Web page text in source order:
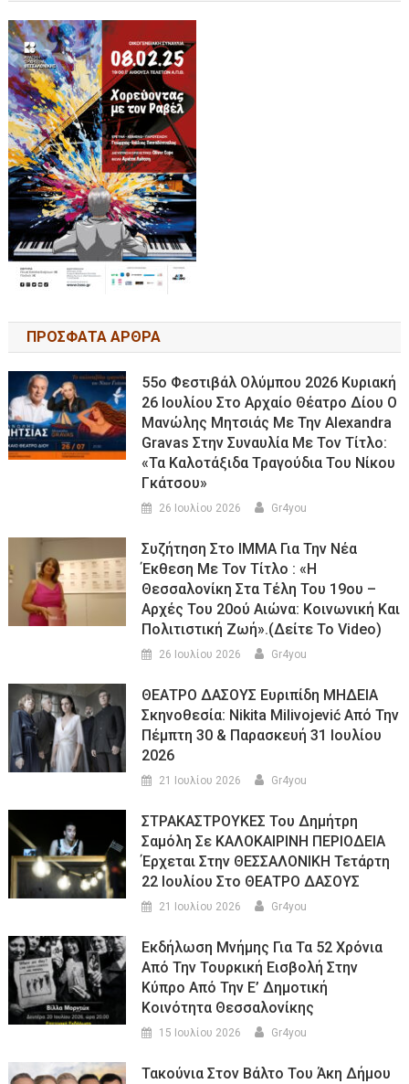
ΠΡΟΣΦΑΤΑ ΑΡΘΡΑ
55ο Φεστιβάλ Ολύμπου 2026 Κυριακή
26 Ιουλίου Στο Αρχαίο Θέατρο Δίου Ο
Μανώλης Μητσιάς Με Την Alexandra
Gravas Στην Συναυλία Με Τον Τίτλο:
«τα Καλοτάξιδα Τραγούδια Του Νίκου
Γκάτσου»
26 Ιουλίου 2026 Gr4you
Συζήτηση Στο ΙΜΜΑ Για Την Νέα
Έκθεση Με Τον Τίτλο : «Η
Θεσσαλονίκη Στα Τέλη Του 19ου –
Αρχές Του 20ού Αιώνα: Κοινωνική Και
Πολιτιστική Ζωή».(Δείτε Το Video)
26 Ιουλίου 2026 Gr4you
ΘΕΑΤΡΟ ΔΑΣΟΥΣ Ευριπίδη ΜΗΔΕΙΑ
Σκηνοθεσία: Nikita Milivojević Από Την
Πέμπτη 30 & Παρασκευή 31 Ιουλίου
2026
21 Ιουλίου 2026 Gr4you
ΣΤΡΑΚΑΣΤΡΟΥΚΕΣ Του Δημήτρη
Σαμόλη Σε ΚΑΛΟΚΑΙΡΙΝΗ ΠΕΡΙΟΔΕΙΑ
Έρχεται Στην ΘΕΣΣΑΛΟΝΙΚΗ Τετάρτη
22 Ιουλίου Στο ΘΕΑΤΡΟ ΔΑΣΟΥΣ
21 Ιουλίου 2026 Gr4you
Εκδήλωση Μνήμης Για Τα 52 Χρόνια
Από Την Τουρκική Εισβολή Στην
Κύπρο Από Την Ε’ Δημοτική
Κοινότητα Θεσσαλονίκης
15 Ιουλίου 2026 Gr4you
Τακούνια Στον Βάλτο Του Άκη Δήμου